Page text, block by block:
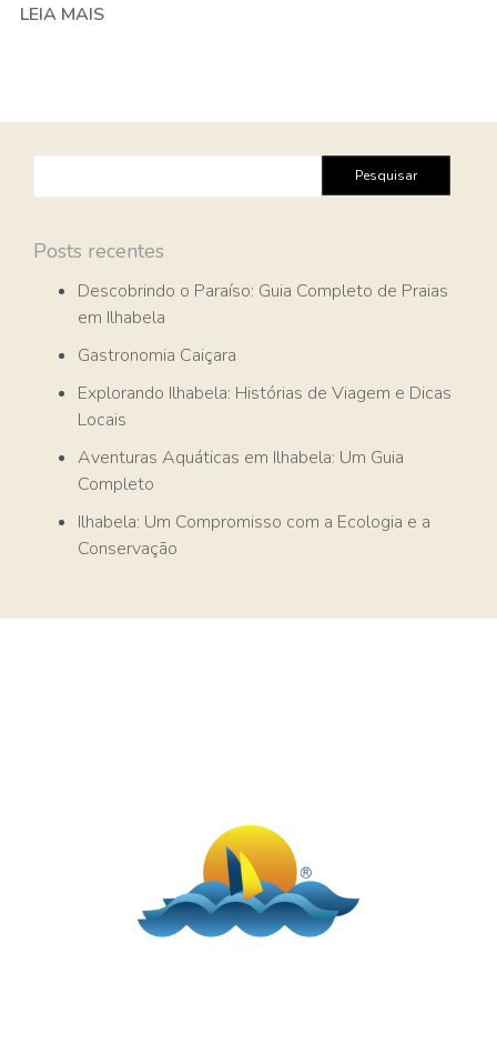
LEIA MAIS
Pesquisar
por:
Posts recentes
Descobrindo o Paraíso: Guia Completo de Praias
em Ilhabela
Gastronomia Caiçara
Explorando Ilhabela: Histórias de Viagem e Dicas
Locais
Aventuras Aquáticas em Ilhabela: Um Guia
Completo
Ilhabela: Um Compromisso com a Ecologia e a
Conservação